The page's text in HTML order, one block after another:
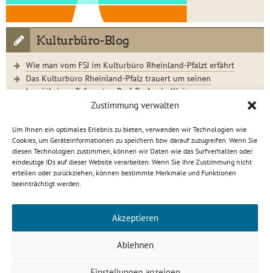
Zustimmung verwalten
Um Ihnen ein optimales Erlebnis zu bieten, verwenden wir Technologien wie
Cookies, um Geräteinformationen zu speichern bzw. darauf zuzugreifen. Wenn Sie
diesen Technologien zustimmen, können wir Daten wie das Surfverhalten oder
eindeutige IDs auf dieser Website verarbeiten. Wenn Sie Ihre Zustimmung nicht
erteilen oder zurückziehen, können bestimmte Merkmale und Funktionen
beeinträchtigt werden.
Akzeptieren
Ablehnen
Kulturbüro-Blog
Wie man vom FSJ im Kulturbüro Rheinland-Pfalzt erfährt
Das Kulturbüro Rheinland-Pfalz trauert um seinen
langjährigen Referenten Prof. Dr. Armin Klein
Der Jugendkunstschultag 2023 im Rückblick
Kulturbüro Rheinland-Pfalz · C.-S.-Schmidt-Str. 9 · 56112
Lahnstein
Datenschutzerklärung
gefördert von